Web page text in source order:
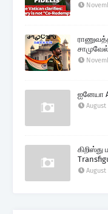
ஐனேயா
August
கிறிஸ்து
August